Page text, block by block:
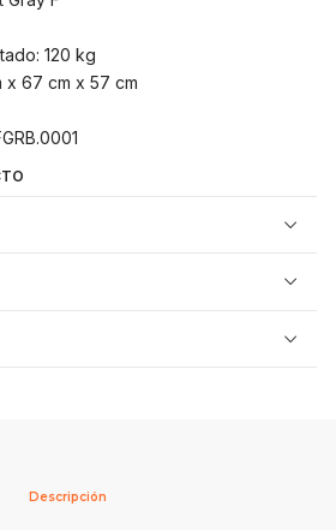
120 kg
x 67 cm x 57 cm
Descripción